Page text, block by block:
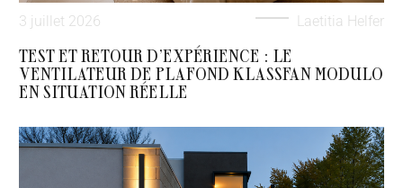
3 juillet 2026 Laetitia Helfer
TEST ET RETOUR D’EXPÉRIENCE : LE
VENTILATEUR DE PLAFOND KLASSFAN MODULO
EN SITUATION RÉELLE